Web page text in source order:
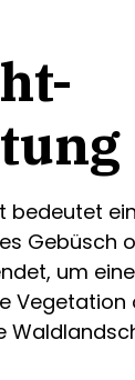
bedeutet
Gebüsch
um eine
Vegetation